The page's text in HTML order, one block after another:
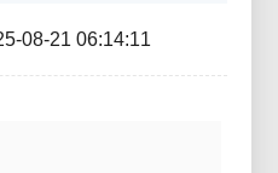
08-21 06:14:11